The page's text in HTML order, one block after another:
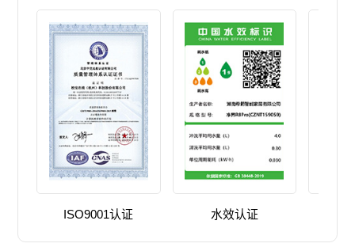
ISO9001认证 水效认证